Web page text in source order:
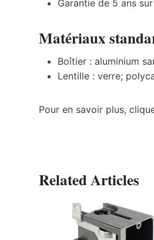
Garantie de 5 ans
Matériaux
Boîtier : aluminium
Lentille : verre;
Pour en savoir plus,
Related Articles